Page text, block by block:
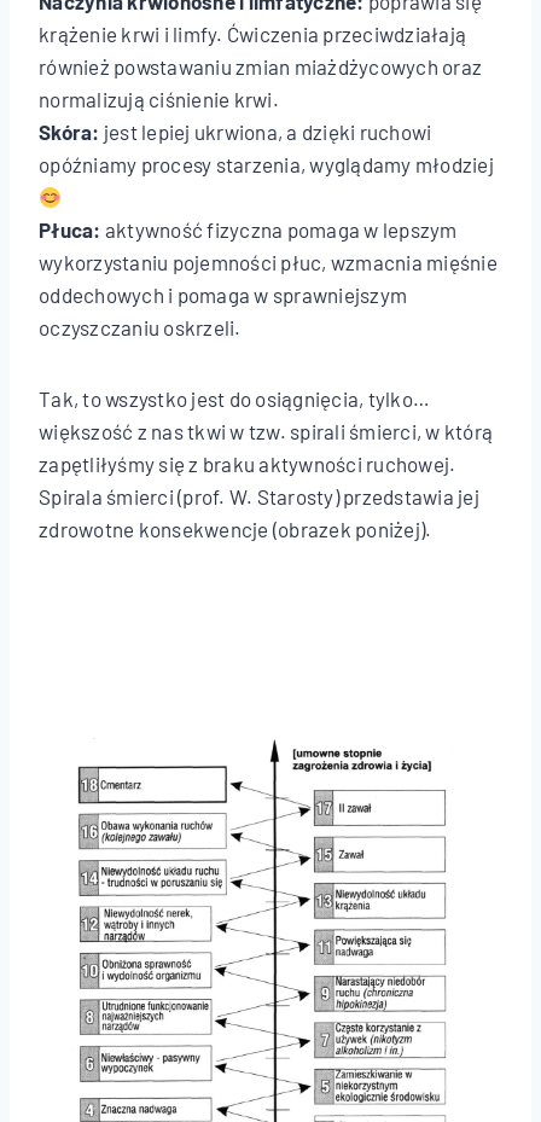
krążenie krwi i limfy. Ćwiczenia przeciwdziałają
również powstawaniu zmian miażdżycowych oraz
normalizują ciśnienie krwi.
Skóra: jest lepiej ukrwiona, a dzięki ruchowi
opóźniamy procesy starzenia, wyglądamy młodziej
Płuca: aktywność fizyczna pomaga w lepszym
wykorzystaniu pojemności płuc, wzmacnia mięśnie
oddechowych i pomaga w sprawniejszym
oczyszczaniu oskrzeli.
Tak, to wszystko jest do osiągnięcia, tylko…
większość z nas tkwi w tzw. spirali śmierci, w którą
zapętliłyśmy się z braku aktywności ruchowej.
Spirala śmierci (prof. W. Starosty) przedstawia jej
zdrowotne konsekwencje (obrazek poniżej).